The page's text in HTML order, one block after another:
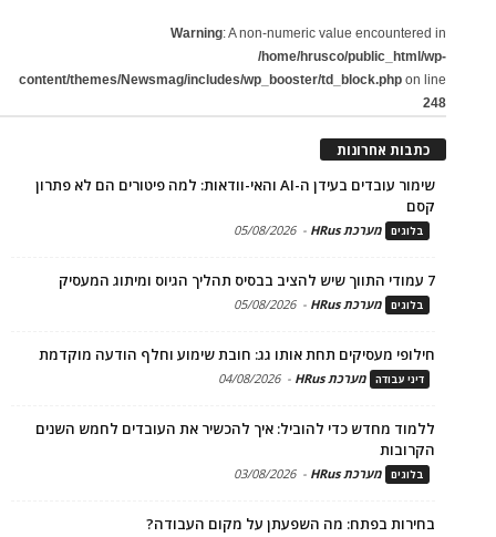
Warning: A non-numeric value encountered in
/home/hrusco/public_html/wp-
content/themes/Newsmag/includes/wp_booster/td_block.php on line
248
כתבות אחרונות
שימור עובדים בעידן ה-AI והאי-וודאות: למה פיטורים הם לא פתרון
קסם
בלוגים מערכת HRus -
05/08/2026
7 עמודי התווך שיש להציב בבסיס תהליך הגיוס ומיתוג המעסיק
בלוגים מערכת HRus -
05/08/2026
חילופי מעסיקים תחת אותו גג: חובת שימוע וחלף הודעה מוקדמת
דיני עבודה מערכת HRus -
04/08/2026
ללמוד מחדש כדי להוביל: איך להכשיר את העובדים לחמש השנים
הקרובות
בלוגים מערכת HRus -
03/08/2026
בחירות בפתח: מה השפעתן על מקום העבודה?